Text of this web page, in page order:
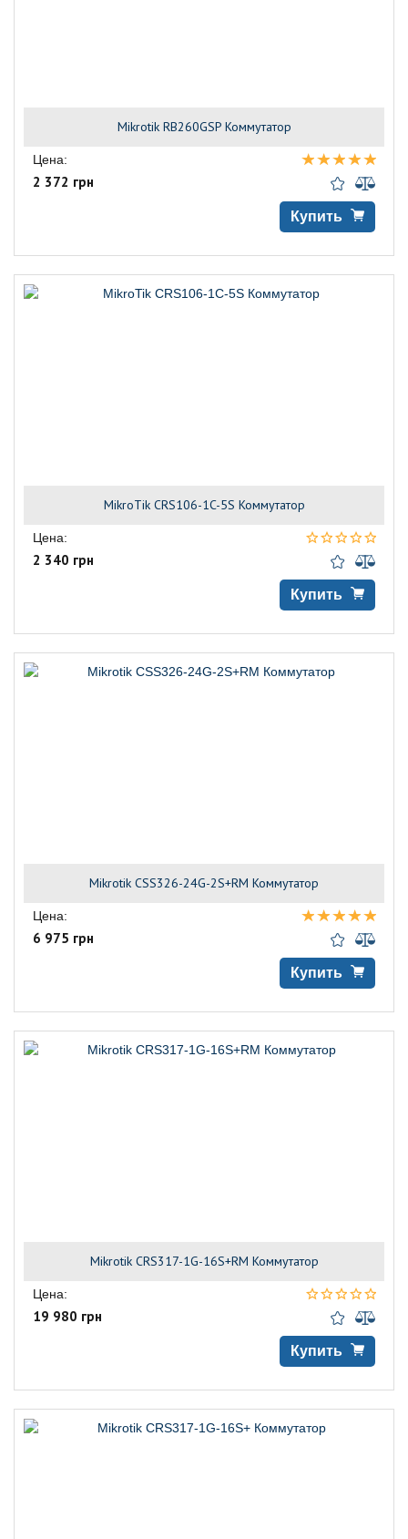
Mikrotik RB260GSP Коммутатор
Цена:
2 372 грн
Купить
MikroTik CRS106-1C-5S Коммутатор
Цена:
2 340 грн
Купить
Mikrotik CSS326-24G-2S+RM Коммутатор
Цена:
6 975 грн
Купить
Mikrotik CRS317-1G-16S+RM Коммутатор
Цена:
19 980 грн
Купить